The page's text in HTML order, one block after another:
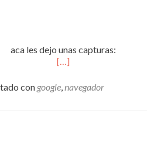
aca les dejo unas capturas:
[…]
con google,navegador